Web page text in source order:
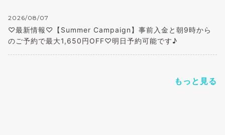
2026/08/07
♡最新情報♡【Summer Campaign】事前入金と朝9時から
のご予約で最大1,650円OFF♡明日予約可能です♪
もっと見る